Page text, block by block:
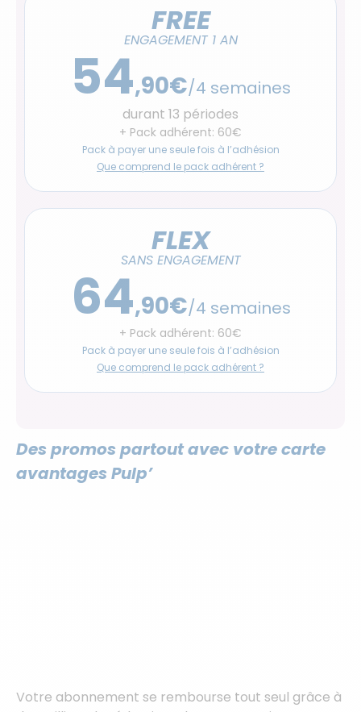
FREE
ENGAGEMENT 1 AN
54,90€/4 semaines
durant 13 périodes
+ Pack adhérent: 60€
Pack à payer une seule fois à l’adhésion
Que comprend le pack adhérent ?
FLEX
SANS ENGAGEMENT
64,90€/4 semaines
+ Pack adhérent: 60€
Pack à payer une seule fois à l’adhésion
Que comprend le pack adhérent ?
Des promos partout avec votre carte
avantages Pulp’
Votre abonnement se rembourse tout seul grâce à